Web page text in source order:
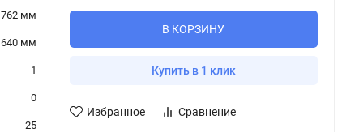
762 мм
640 мм
1
0
25
В КОРЗИНУ
Купить в 1 клик
Избранное Сравнение